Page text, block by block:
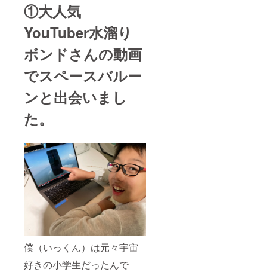
①大人気
YouTuber水溜り
ボンドさんの動画
でスペースバルー
ンと出会いまし
た。
僕（いっくん）は元々宇宙
好きの小学生だったんで